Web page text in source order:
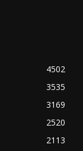
4502
3535
3169
2520
2113